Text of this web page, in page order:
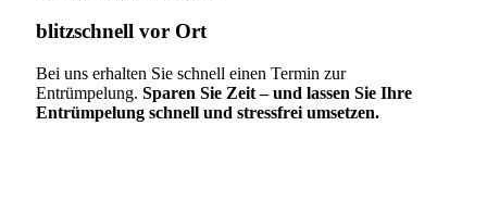
blitzschnell vor Ort
Bei uns erhalten Sie schnell einen Termin zur
Entrümpelung. Sparen Sie Zeit – und lassen Sie Ihre
Entrümpelung schnell und stressfrei umsetzen.